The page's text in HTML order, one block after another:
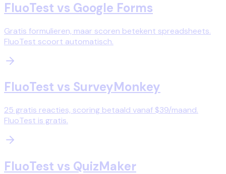
FluoTest vs Google Forms
Gratis formulieren, maar scoren betekent spreadsheets.
FluoTest scoort automatisch.
FluoTest vs SurveyMonkey
25 gratis reacties, scoring betaald vanaf $39/maand.
FluoTest is gratis.
FluoTest vs QuizMaker